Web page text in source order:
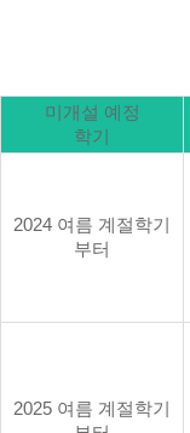
미개설 예정
학기
2024 여름 계절학기
부터
2025 여름 계절학기